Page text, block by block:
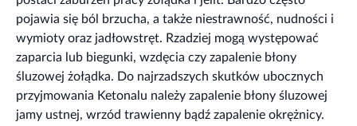
pojawia się ból brzucha, a także niestrawność, nudności i
wymioty oraz jadłowstręt. Rzadziej mogą występować
zaparcia lub biegunki, wzdęcia czy zapalenie błony
śluzowej żołądka. Do najrzadszych skutków ubocznych
przyjmowania Ketonalu należy zapalenie błony śluzowej
jamy ustnej, wrzód trawienny bądź zapalenie okrężnicy.